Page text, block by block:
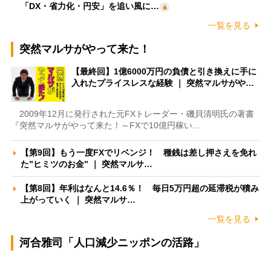
「DX・省力化・円安」を追い風に…
一覧を見る
突然マルサがやって来た！
【最終回】1億6000万円の負債と引き換えに手に
入れたプライスレスな経験 ｜ 突然マルサがや…
2009年12月に発行された元FXトレーダー・磯貝清明氏の著書
『突然マルサがやって来た！～FXで10億円稼い…
【第9回】もう一度FXでリベンジ！ 種銭は差し押さえを免れ
た”ヒミツのお金” ｜ 突然マルサ…
【第8回】年利はなんと14.6％！ 毎日5万円超の延滞税が積み
上がっていく ｜ 突然マルサ…
一覧を見る
河合雅司「人口減少ニッポンの活路」